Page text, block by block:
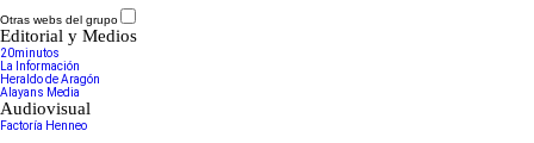
Otras webs del grupo
Editorial y Medios
20minutos
La Información
Heraldo de Aragón
Alayans Media
Audiovisual
Factoría Henneo